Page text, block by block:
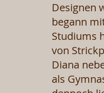
Designen
begann
Studiums
von
Diana
als